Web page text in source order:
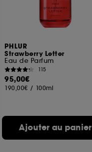
PHLUR
Strawberry Letter
Eau de Parfum
115
95,00€
190,00€ / 100ml
Ajouter au panier